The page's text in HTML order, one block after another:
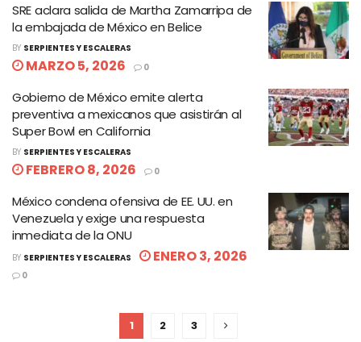
SRE aclara salida de Martha Zamarripa de
la embajada de México en Belice
BY SERPIENTES Y ESCALERAS
MARZO 5, 2026 0
Gobierno de México emite alerta
preventiva a mexicanos que asistirán al
Super Bowl en California
BY SERPIENTES Y ESCALERAS
FEBRERO 8, 2026 0
México condena ofensiva de EE. UU. en
Venezuela y exige una respuesta
inmediata de la ONU
BY SERPIENTES Y ESCALERAS ENERO 3, 2026
0
1 2 3